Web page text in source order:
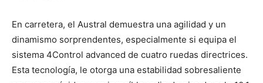
En carretera, el Austral demuestra una agilidad y un
dinamismo sorprendentes, especialmente si equipa el
sistema 4Control advanced de cuatro ruedas directrices.
Esta tecnología, le otorga una estabilidad sobresaliente